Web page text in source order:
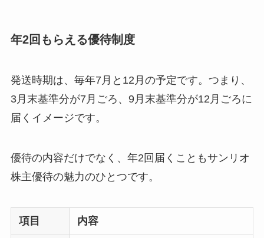
年2回もらえる優待制度
発送時期は、毎年7月と12月の予定です。つまり、
3月末基準分が7月ごろ、9月末基準分が12月ごろに
届くイメージです。
優待の内容だけでなく、年2回届くこともサンリオ
株主優待の魅力のひとつです。
項目 内容